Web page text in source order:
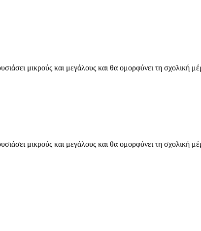
μικρούς και μεγάλους και θα ομορφύνει τη σχολική
μικρούς και μεγάλους και θα ομορφύνει τη σχολική